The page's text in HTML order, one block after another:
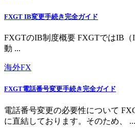
FXGT IB変更手続き完全ガイド
FXGTのIB制度概要 FXGTではIB
動 ...
海外FX
FXGT電話番号変更手続き完全ガイド
電話番号変更の必要性について
に直結しております。そのため、 ...